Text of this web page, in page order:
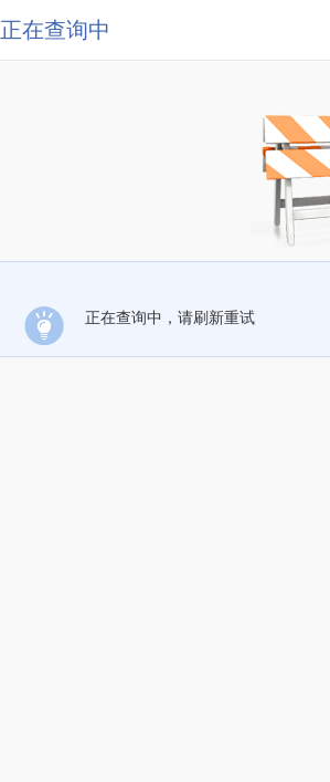
正在查询中
正在查询中，请刷新重试